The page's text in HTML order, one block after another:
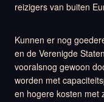
reizigers van buiten
Kunnen er nog
en de Verenigde
vooralsnog gewoon
worden met
en hogere kosten met